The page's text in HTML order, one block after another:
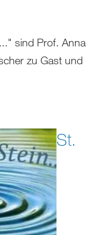
sind Prof. Anna
zu Gast und
St.